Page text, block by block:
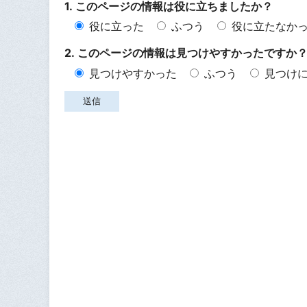
1. このページの情報は役に立ちましたか？
役に立った
ふつう
役に立たなか
2. このページの情報は見つけやすかったですか？
見つけやすかった
ふつう 見つけ